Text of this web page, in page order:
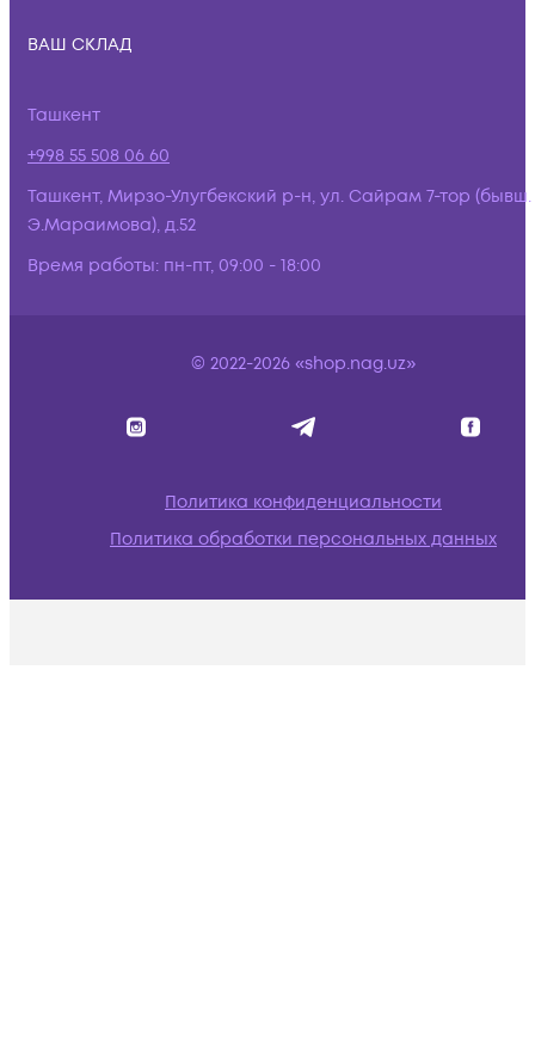
ВАШ СКЛАД
Ташкент
+998 55 508 06 60
Ташкент, Мирзо-Улугбекский р-н, ул. Сайрам 7-тор (бывш.
Э.Мараимова), д.52
Время работы: пн-пт, 09:00 - 18:00
© 2022-2026 «shop.nag.uz»
Политика конфиденциальности
Политика обработки персональных данных